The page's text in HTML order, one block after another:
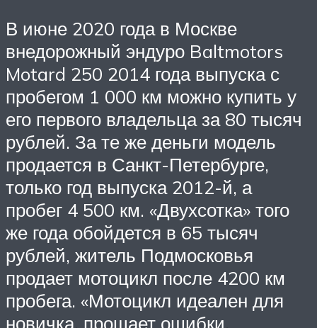
В июне 2020 года в Москве
внедорожный эндуро Baltmotors
Motard 250 2014 года выпуска с
пробегом 1 000 км можно купить у
его первого владельца за 80 тысяч
рублей. За те же деньги модель
продается в Санкт-Петербурге,
только год выпуска 2012-й, а
пробег 4 500 км. «Двухсотка» того
же года обойдется в 65 тысяч
рублей, житель Подмосковья
продает мотоцикл после 4200 км
пробега. «Мотоцикл идеален для
новичка, прощает ошибки.